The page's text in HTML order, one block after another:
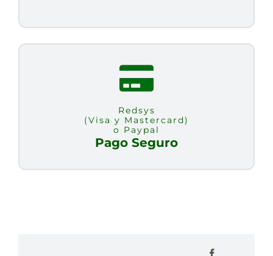
Redsys
(Visa y Mastercard)
o Paypal
Pago Seguro